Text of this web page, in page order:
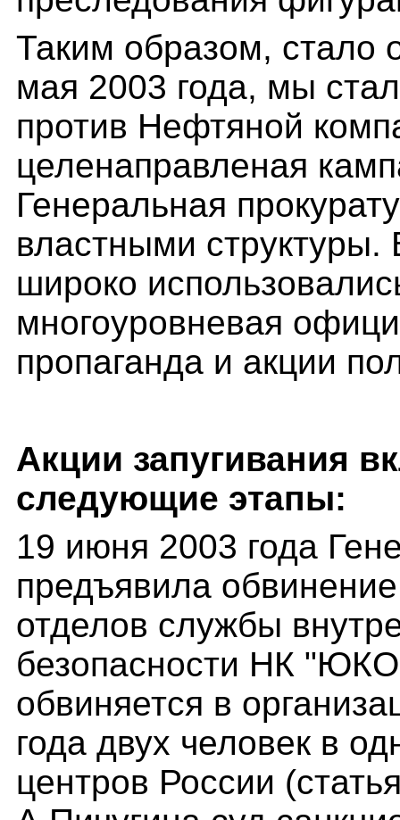
Таким образом, стало
мая 2003 года, мы
против Нефтяной
целенаправленая
Генеральная
властными структуры.
широко
многоуровневая
пропаганда и акции
Акции запугивания
следующие этапы:
19 июня 2003 года
предъявила
отделов службы
безопасности НК
обвиняется в
года двух человек в
центров России